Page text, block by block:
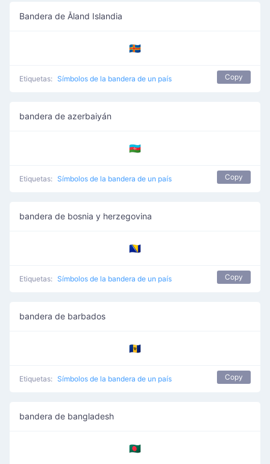
Bandera de Åland Islandia
🇦🇽
Etiquetas: Símbolos de la bandera de un país Copy
bandera de azerbaiyán
🇦🇿
Etiquetas: Símbolos de la bandera de un país Copy
bandera de bosnia y herzegovina
🇧🇦
Etiquetas: Símbolos de la bandera de un país Copy
bandera de barbados
🇧🇧
Etiquetas: Símbolos de la bandera de un país Copy
bandera de bangladesh
🇧🇩